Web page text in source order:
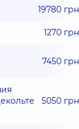
19780 грн
1270 грн
7450 грн
5050 грн